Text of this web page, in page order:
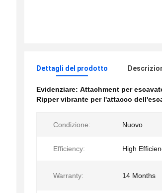
Dettagli del prodotto
Evidenziare: Attachment per
Ripper vibrante per l'attacco
Condizione: Nuovo
Efficiency: High
Warranty: 14 Months